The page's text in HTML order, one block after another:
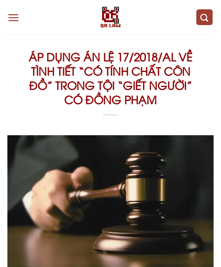
ÁP DỤNG ÁN LỆ 17/2018/AL VỀ
TÌNH TIẾT “CÓ TÍNH CHẤT CÔN
ĐỒ” TRONG TỘI “GIẾT NGƯỜI”
CÓ ĐỒNG PHẠM